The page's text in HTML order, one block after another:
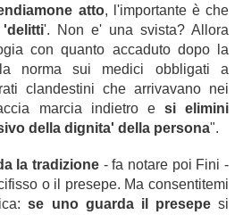
atto, l'importante è che
'. Non e' una svista? Allora
con quanto accaduto dopo la
norma sui medici obbligati a
clandestini che arrivavano nei
marcia indietro e si elimini
della dignita' della persona".
la tradizione - fa notare poi Fini -
o il presepe. Ma consentitemi
se uno guarda il presepesi